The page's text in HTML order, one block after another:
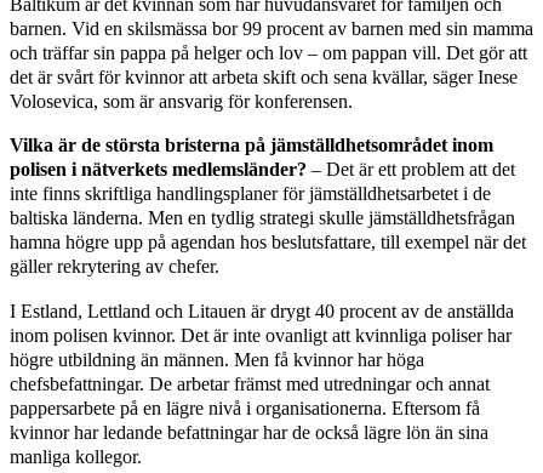
barnen. Vid en skilsmässa bor 99 procent av barnen med sin mamma
och träffar sin pappa på helger och lov – om pappan vill. Det gör att
det är svårt för kvinnor att arbeta skift och sena kvällar, säger Inese
Volosevica, som är ansvarig för konferensen.
Vilka är de största bristerna på jämställdhetsområdet inom
polisen i nätverkets medlemsländer? – Det är ett problem att det
inte finns skriftliga handlingsplaner för jämställdhetsarbetet i de
baltiska länderna. Men en tydlig strategi skulle jämställdhetsfrågan
hamna högre upp på agendan hos beslutsfattare, till exempel när det
gäller rekrytering av chefer.
I Estland, Lettland och Litauen är drygt 40 procent av de anställda
inom polisen kvinnor. Det är inte ovanligt att kvinnliga poliser har
högre utbildning än männen. Men få kvinnor har höga
chefsbefattningar. De arbetar främst med utredningar och annat
pappersarbete på en lägre nivå i organisationerna. Eftersom få
kvinnor har ledande befattningar har de också lägre lön än sina
manliga kollegor.